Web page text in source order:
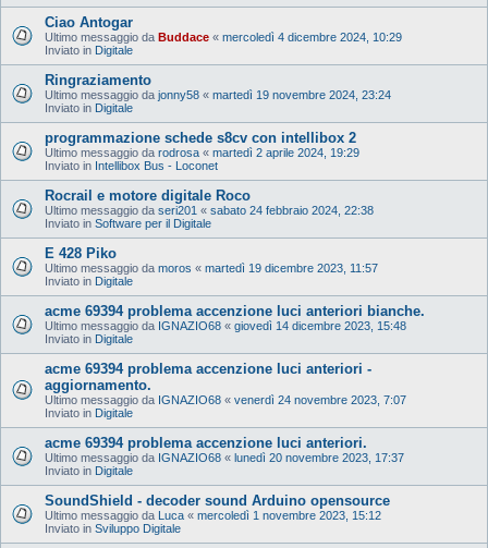
Ciao Antogar
Ultimo messaggio da Buddace « mercoledì 4 dicembre 2024, 10:29
Inviato in Digitale
Ringraziamento
Ultimo messaggio da jonny58 « martedì 19 novembre 2024, 23:24
Inviato in Digitale
programmazione schede s8cv con intellibox 2
Ultimo messaggio da rodrosa « martedì 2 aprile 2024, 19:29
Inviato in Intellibox Bus - Loconet
Rocrail e motore digitale Roco
Ultimo messaggio da seri201 « sabato 24 febbraio 2024, 22:38
Inviato in Software per il Digitale
E 428 Piko
Ultimo messaggio da moros « martedì 19 dicembre 2023, 11:57
Inviato in Digitale
acme 69394 problema accenzione luci anteriori bianche.
Ultimo messaggio da IGNAZIO68 « giovedì 14 dicembre 2023, 15:48
Inviato in Digitale
acme 69394 problema accenzione luci anteriori -
aggiornamento.
Ultimo messaggio da IGNAZIO68 « venerdì 24 novembre 2023, 7:07
Inviato in Digitale
acme 69394 problema accenzione luci anteriori.
Ultimo messaggio da IGNAZIO68 « lunedì 20 novembre 2023, 17:37
Inviato in Digitale
SoundShield - decoder sound Arduino opensource
Ultimo messaggio da Luca « mercoledì 1 novembre 2023, 15:12
Inviato in Sviluppo Digitale